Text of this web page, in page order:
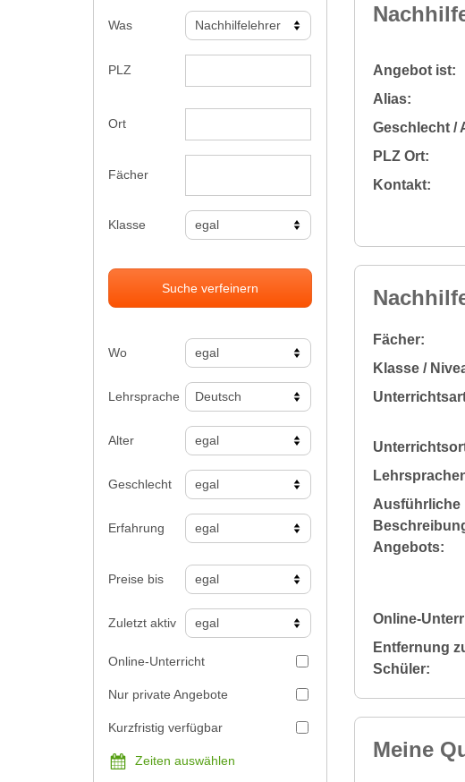
Was
PLZ
Ort
Fächer
Klasse
Suche verfeinern
Wo
Lehrsprache
Alter
Geschlecht
Erfahrung
Preise bis
Zuletzt aktiv
Online-Unterricht
Nur private Angebote
Kurzfristig verfügbar
Zeiten auswählen
Angebot ist:
Alias:
Geschlecht /
PLZ Ort:
Kontakt:
Fächer:
Klasse /
Ausführliche
Angebots:
Online-
Entfernung
Schüler:
Meine